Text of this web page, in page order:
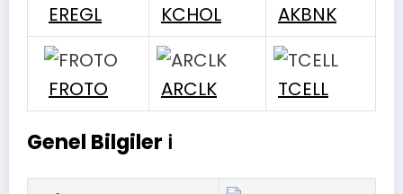
EREGL KCHOL AKBNK
FROTO ARCLK TCELL
Genel Bilgiler ℹ